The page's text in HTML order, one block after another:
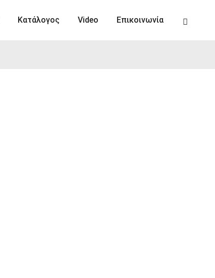
Κατάλογος Video Επικοινωνία